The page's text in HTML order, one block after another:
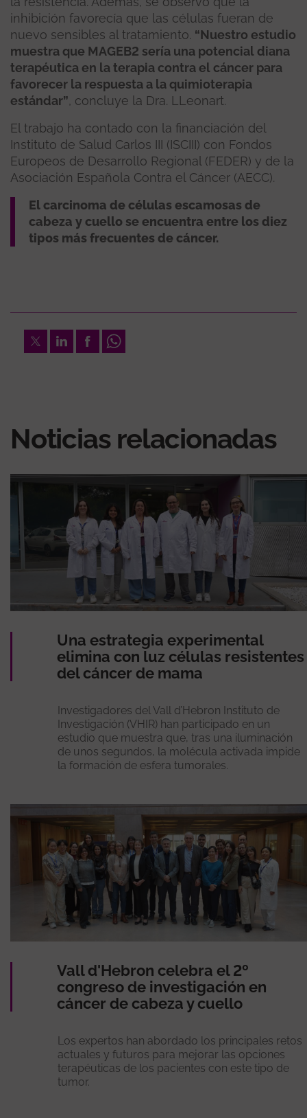
inhibición favorecía que las células fueran de
nuevo sensibles al tratamiento. “Nuestro estudio
muestra que MAGEB2 sería una potencial diana
terapéutica en la terapia contra el cáncer para
favorecer la respuesta a la quimioterapia
estándar”, concluye la Dra. LLeonart.
El trabajo ha contado con la financiación del
Instituto de Salud Carlos III (ISCIII) con Fondos
Europeos de Desarrollo Regional (FEDER) y de la
Asociación Española Contra el Cáncer (AECC).
El carcinoma de células escamosas de
cabeza y cuello se encuentra entre los diez
tipos más frecuentes de cáncer.
TwitterLinkedInFacebookWhatsapp
Noticias relacionadas
Una estrategia experimental
elimina con luz células resistentes
del cáncer de mama
Investigadores del Vall d’Hebron Instituto de
Investigación (VHIR) han participado en un
estudio que muestra que, tras una iluminación
de unos segundos, la molécula activada impide
la formación de esfera tumorales.
Vall d'Hebron celebra el 2º
congreso de investigación en
cáncer de cabeza y cuello
Los expertos han abordado los principales retos
actuales y futuros para mejorar las opciones
terapéuticas de los pacientes con este tipo de
tumor.